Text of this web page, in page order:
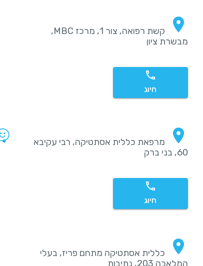
קשת רפואה, צור 1, מרכז MBC,
מבשרת ציון
חיוג
מרפאת כללית אסתטיקה, רבי עקיבא
60, בני ברק
חיוג
כללית אסתטיקה מתחם פריז, בעלי
המלאכה 203, נתיבות